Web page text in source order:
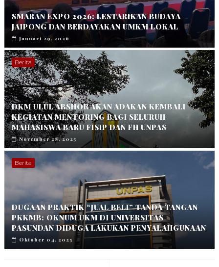
SMARAN EXPO 2026: LESTARIKAN BUDAYA
JAIPONG DAN BERDAYAKAN UMKM LOKAL
Januari 29, 2026
Berita
DKM ULUL ABSHOR AKAN ADAKAN KEMBALI
KEGIATAN MENTORING BAGI SELURUH
MAHASISWA BARU FISIP DAN FH UNPAS
November 28, 2025
Berita
DUGAAN PRAKTIK “JUAL BELI” TANDA TANGAN
PKKMB: OKNUM UKM DI UNIVERSITAS
PASUNDAN DIDUGA LAKUKAN PENYALAHGUNAAN
Oktober 04, 2025